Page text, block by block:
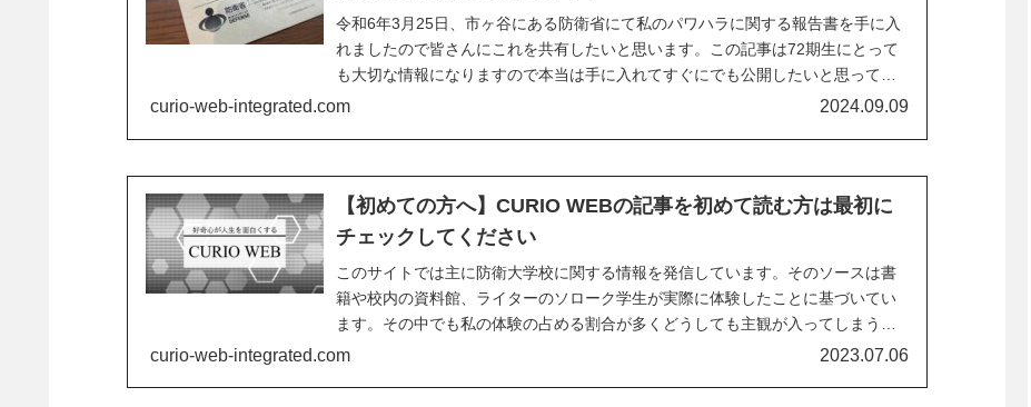
令和6年3月25日、市ヶ谷にある防衛省にて私のパワハラに関する報告書を手に入
れましたので皆さんにこれを共有したいと思います。この記事は72期生にとって
も大切な情報になりますので本当は手に入れてすぐにでも公開したいと思ってい
ました。しかし私の身の安全のために遅れて公開させていただきました.
curio-web-integrated.com 2024.09.09
【初めての方へ】CURIO WEBの記事を初めて読む方は最初に
チェックしてください
このサイトでは主に防衛大学校に関する情報を発信しています。そのソースは書
籍や校内の資料館、ライターのソローク学生が実際に体験したことに基づいてい
ます。その中でも私の体験の占める割合が多くどうしても主観が入ってしまうこ
とがあります。その点はご了承ください。
curio-web-integrated.com 2023.07.06